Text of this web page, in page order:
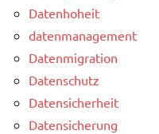
Datenhoheit
datenmanagement
Datenmigration
Datenschutz
Datensicherheit
Datensicherung